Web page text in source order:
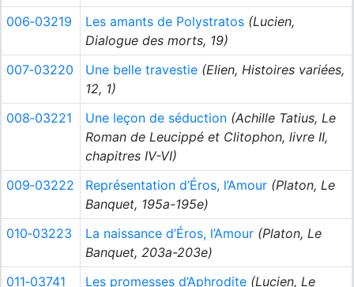
006‑03219
Les amants de Polystratos (Lucien,
Dialogue des morts, 19)
007‑03220
Une belle travestie (Elien, Histoires variées,
12, 1)
008‑03221
Une leçon de séduction (Achille Tatius, Le
Roman de Leucippé et Clitophon, livre II,
chapitres IV-VI)
009‑03222
Représentation d’Éros, l’Amour (Platon, Le
Banquet, 195a-195e)
010‑03223
La naissance d’Éros, l’Amour (Platon, Le
Banquet, 203a-203e)
011‑03741
Les promesses d’Aphrodite (Lucien, Le